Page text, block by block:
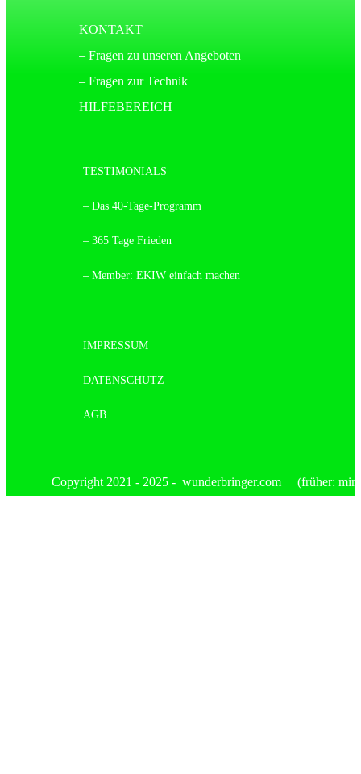
KONTAKT
– Fragen zu unseren Angeboten
– Fragen zur Technik
HILFEBEREICH
TESTIMONIALS
– Das 40-Tage-Programm
– 365 Tage Frieden
– Member: EKIW einfach machen
IMPRESSUM
DATENSCHUTZ
AGB
Copyright 2021 - 2025 - wunderbringer.com (früher: